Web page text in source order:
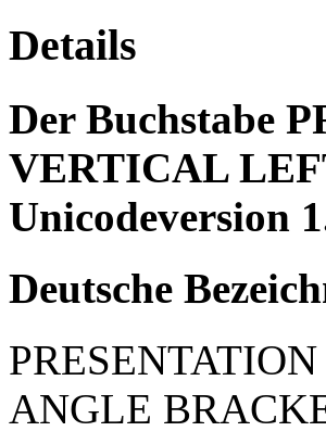
Details
Der Buchstabe
VERTICAL
Unicodeversion
Deutsche
ANGLE